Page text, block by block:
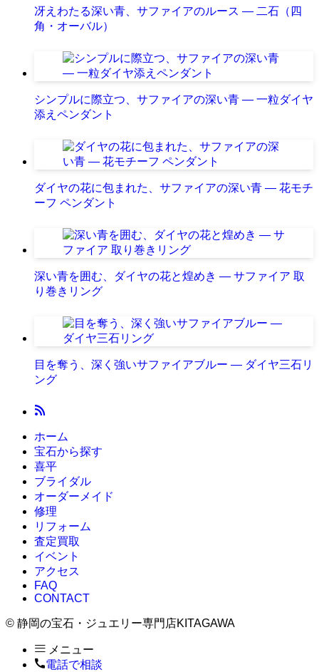
冴えわたる深い青、サファイアのルース ― 二石（四
角・オーバル）
シンプルに際立つ、サファイアの深い青 ― 一粒ダイヤ
添えペンダント
ダイヤの花に包まれた、サファイアの深い青 ― 花モチ
ーフ ペンダント
深い青を囲む、ダイヤの花と煌めき ― サファイア 取
り巻きリング
目を奪う、深く強いサファイアブルー ― ダイヤ三石リ
ング
ホーム
宝石から探す
喜平
ブライダル
オーダーメイド
修理
リフォーム
査定買取
イベント
アクセス
FAQ
CONTACT
© 静岡の宝石・ジュエリー専門店KITAGAWA
メニュー
電話で相談